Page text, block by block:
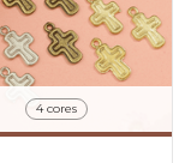
4 cores